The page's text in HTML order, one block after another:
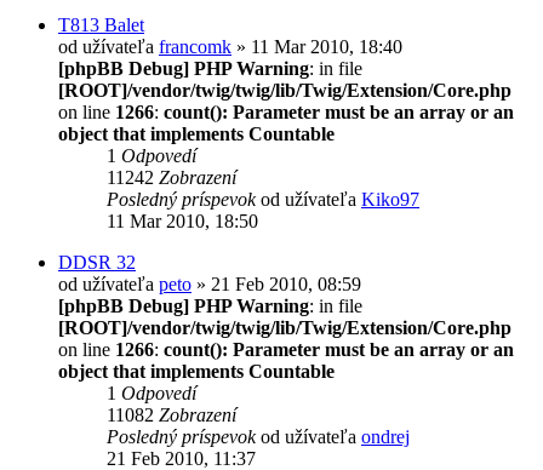
T813 Balet
od užívateľa francomk » 11 Mar 2010, 18:40
[phpBB Debug] PHP Warning: in file
[ROOT]/vendor/twig/twig/lib/Twig/Extension/Core.php
on line 1266: count(): Parameter must be an array or an
object that implements Countable
1 Odpovedí
11242 Zobrazení
Posledný príspevokod užívateľa Kiko97
11 Mar 2010, 18:50
DDSR 32
od užívateľa peto » 21 Feb 2010, 08:59
[phpBB Debug] PHP Warning: in file
[ROOT]/vendor/twig/twig/lib/Twig/Extension/Core.php
on line 1266: count(): Parameter must be an array or an
object that implements Countable
1 Odpovedí
11082 Zobrazení
Posledný príspevokod užívateľa ondrej
21 Feb 2010, 11:37